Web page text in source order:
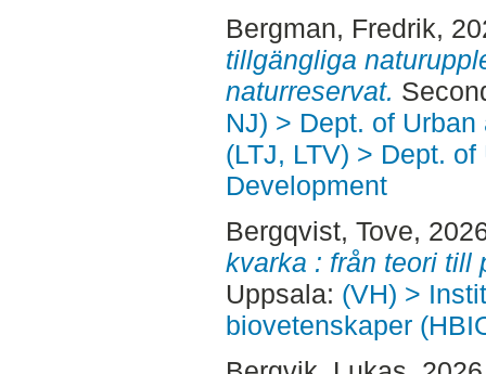
Bergman, Fredrik,
tillgängliga
naturreservat.
NJ) > Dept. of
(LTJ, LTV) > Dept.
Development
Bergqvist, Tove,
kvarka : från teori till
Uppsala: (VH) >
biovetenskaper